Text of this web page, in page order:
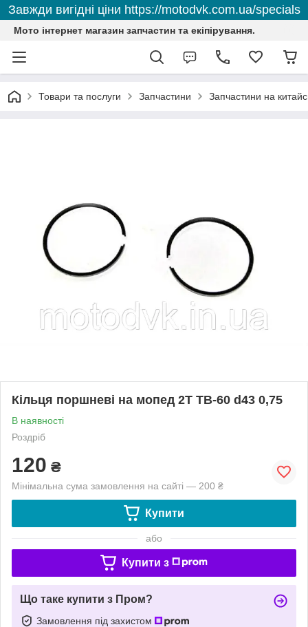
Завжди вигідні ціни https://motodvk.com.ua/specials
Мото інтернет магазин запчастин та екіпірування.
Товари та послуги Запчастини Запчастини на
Кільця поршневі на мопед 2Т ТВ-60 d43 0,75
В наявності
Роздріб
120 ₴
Мінімальна сума замовлення на сайті — 200 ₴
Купити
або
Купити з
Що таке купити з Пром?
Замовлення під захистом